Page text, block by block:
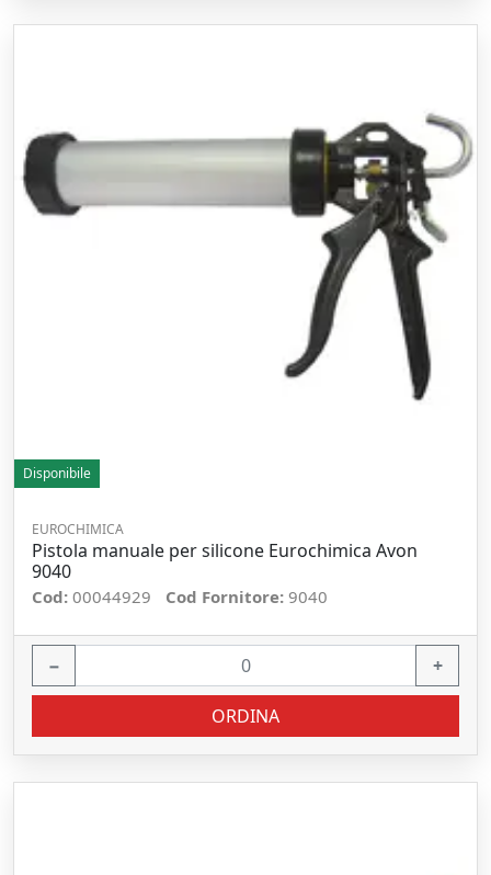
Disponibile
EUROCHIMICA
Pistola manuale per silicone Eurochimica Avon
9040
Cod: 00044929 Cod Fornitore: 9040
− +
ORDINA